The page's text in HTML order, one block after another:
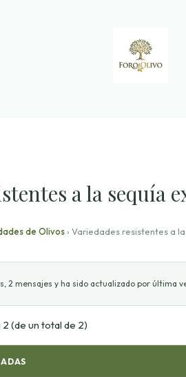
a la sequía
de Olivos › Variedades resistentes a
2 mensajes y ha sido actualizado por última
2 (de un total de 2)